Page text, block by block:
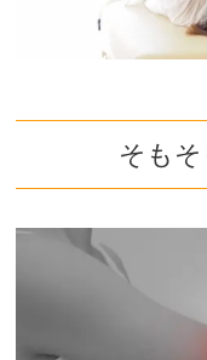
そも